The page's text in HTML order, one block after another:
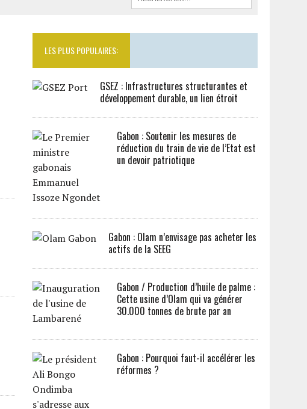
LES PLUS POPULAIRES:
GSEZ : Infrastructures structurantes et
développement durable, un lien étroit
Gabon : Soutenir les mesures de
réduction du train de vie de l’Etat est
un devoir patriotique
Gabon : Olam n’envisage pas acheter les
actifs de la SEEG
Gabon / Production d’huile de palme :
Cette usine d’Olam qui va générer
30.000 tonnes de brute par an
Gabon : Pourquoi faut-il accélérer les
réformes ?